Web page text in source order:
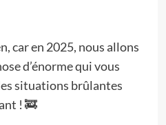
car en 2025, nous allons
d’énorme qui vous
situations brûlantes
! 🚒